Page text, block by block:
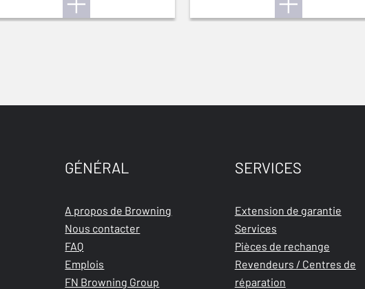
GÉNÉRAL
A propos de Browning
Nous contacter
FAQ
Emplois
FN Browning Group
SERVICES
Extension de garantie
Services
Pièces de rechange
Revendeurs / Centres de
réparation